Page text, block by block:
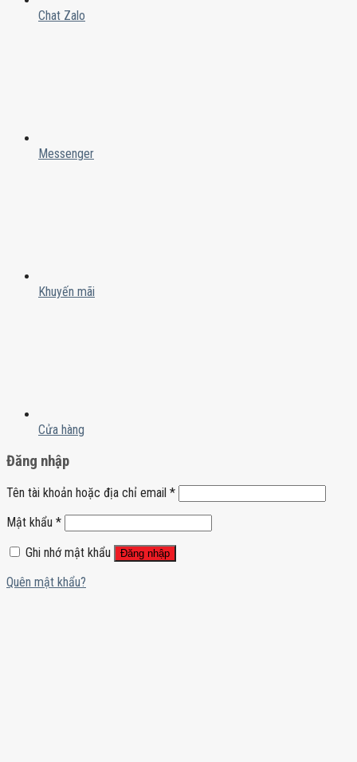
Chat Zalo
Messenger
Khuyến mãi
Cửa hàng
Đăng nhập
Tên tài khoản hoặc địa chỉ email *
Mật khẩu *
Ghi nhớ mật khẩu
Đăng nhập
Quên mật khẩu?